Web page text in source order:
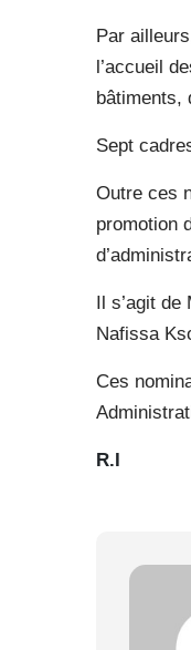
Par
l’accueil
bâtiments,
Sept
Outre ces
promotion
Il s’agit
Nafissa
Ces
R.I